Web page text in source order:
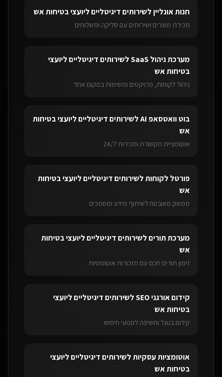
חנות אונלייןלשירותים דיגיטליים ליועצי בטיחות אש
מכירת מוצרים ושירותים עם סליקה ומשלוחים
מערכת ניהול SaaS לשירותים דיגיטליים ליועצי
בטיחות אש
ניהול לקוחות, פרויקטים ומשימות במקום אחד
בוט וואטסאפ AI לשירותים דיגיטליים ליועצי בטיחות
אש
אוטומציית תקשורת ומכירות 24/7
פורטל לקוחותלשירותים דיגיטליים ליועצי בטיחות
אש
ממשק מאובטח לשיתוף מידע ומסמכים
מערכת תוריםלשירותים דיגיטליים ליועצי בטיחות
אש
זימון תורים חכם עם תזכורות אוטומטיות
קידום אורגני SEO לשירותים דיגיטליים ליועצי
בטיחות אש
קידום בגוגל וחשיפה למנועי חיפוש
אוטומציות עסקיותלשירותים דיגיטליים ליועצי
בטיחות אש